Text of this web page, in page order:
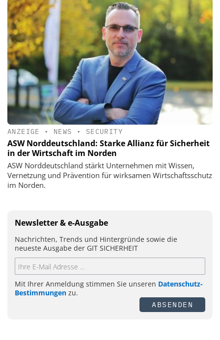
ANZEIGE • NEWS • SECURITY
ASW Norddeutschland: Starke Allianz für Sicherheit
in der Wirtschaft im Norden
ASW Norddeutschland stärkt Unternehmen mit Wissen,
Vernetzung und Prävention für wirksamen Wirtschaftsschutz
im Norden.
Newsletter & e-Ausgabe
Nachrichten, Trends und Hintergründe sowie die
neueste Ausgabe der GIT SICHERHEIT
Mit Ihrer Anmeldung stimmen Sie unseren Datenschutz-
Bestimmungen zu.
ABSENDEN